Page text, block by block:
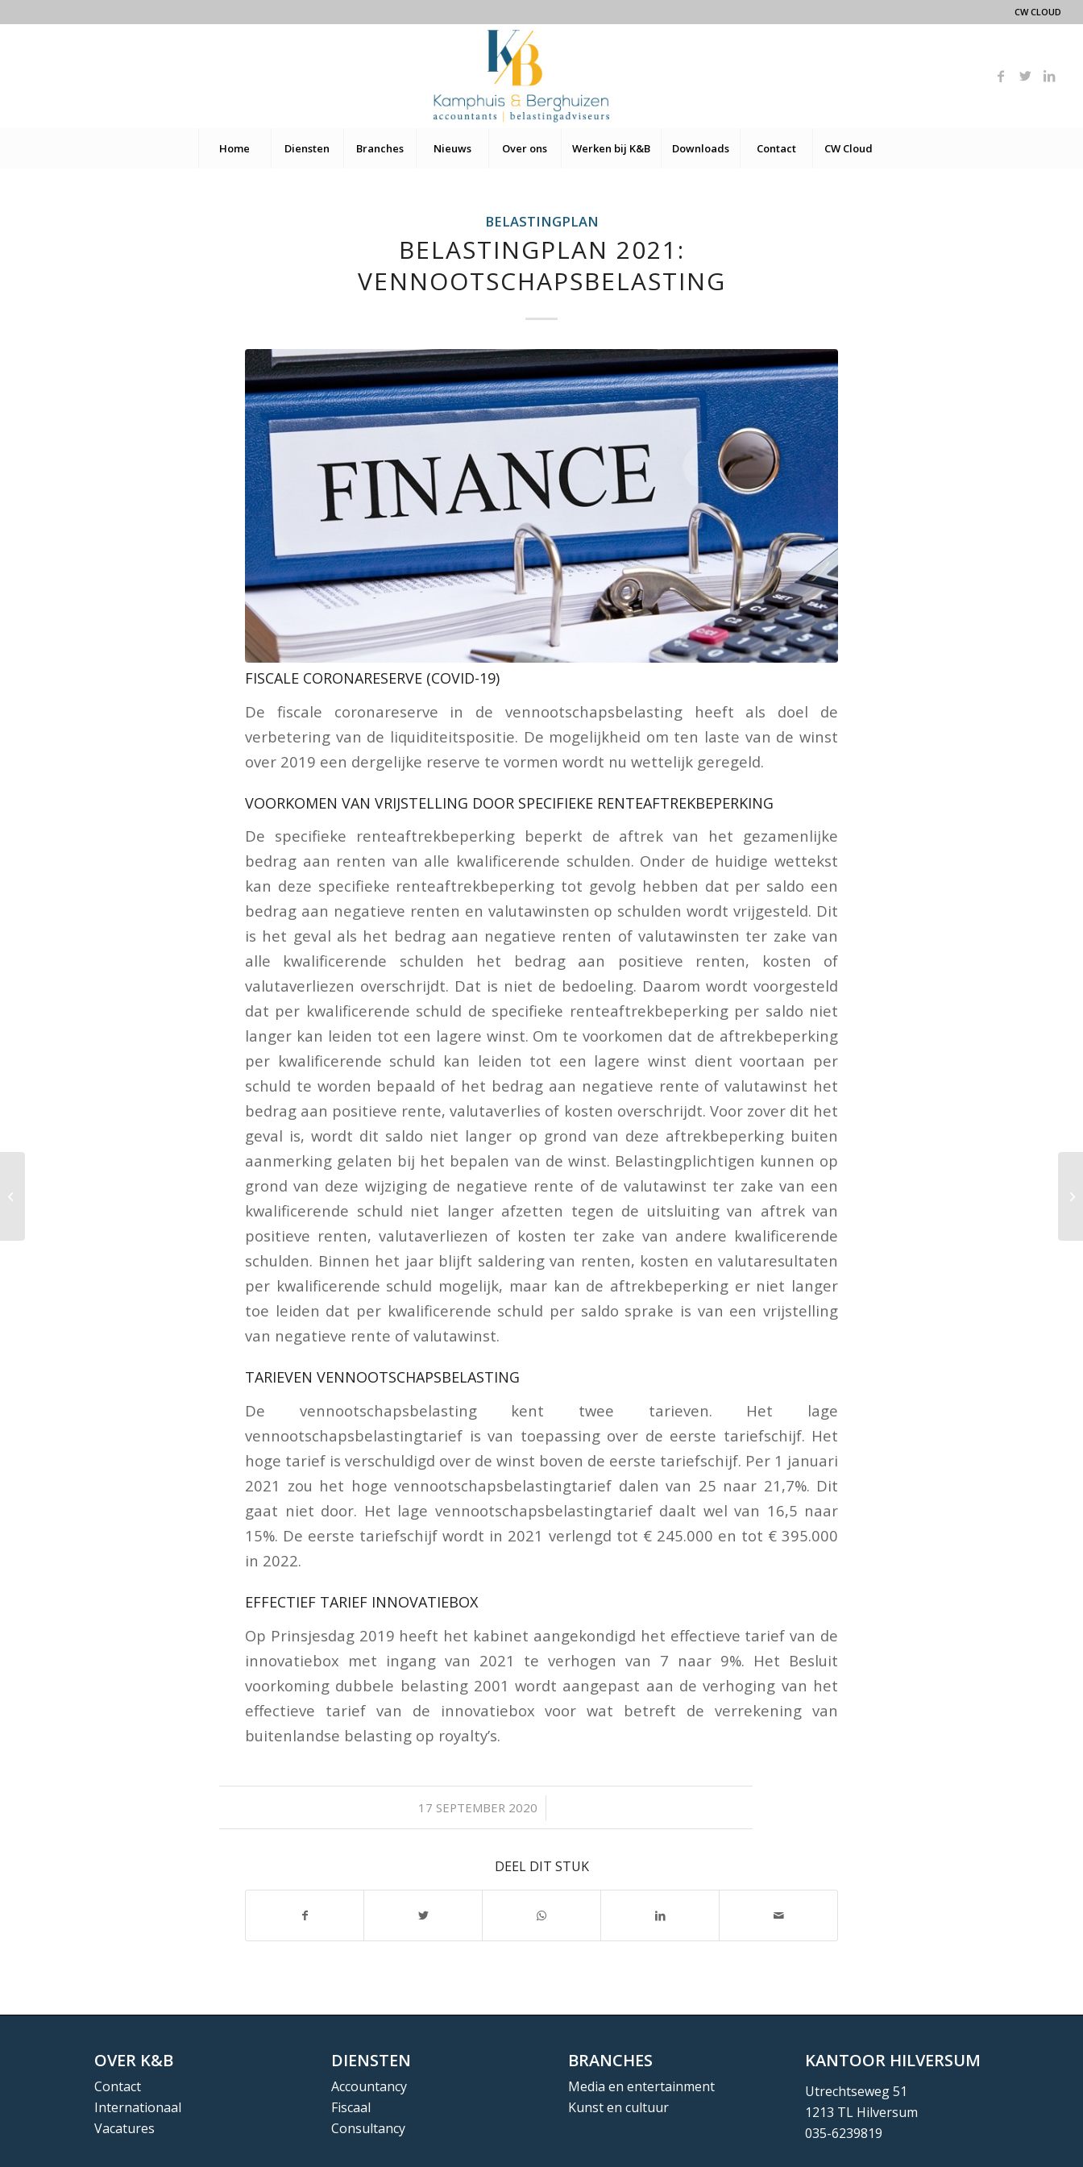
CW CLOUD
Home Diensten Branches Nieuws Over ons Werken bij K&B Downloads Contact CW Cloud
BELASTINGPLAN
BELASTINGPLAN 2021:
VENNOOTSCHAPSBELASTING
FISCALE CORONARESERVE (COVID-19)
De fiscale coronareserve in de vennootschapsbelasting heeft als doel de
verbetering van de liquiditeitspositie. De mogelijkheid om ten laste van de winst
over 2019 een dergelijke reserve te vormen wordt nu wettelijk geregeld.
VOORKOMEN VAN VRIJSTELLING DOOR SPECIFIEKE RENTEAFTREKBEPERKING
De specifieke renteaftrekbeperking beperkt de aftrek van het gezamenlijke
bedrag aan renten van alle kwalificerende schulden. Onder de huidige wettekst
kan deze specifieke renteaftrekbeperking tot gevolg hebben dat per saldo een
bedrag aan negatieve renten en valutawinsten op schulden wordt vrijgesteld. Dit
is het geval als het bedrag aan negatieve renten of valutawinsten ter zake van
alle kwalificerende schulden het bedrag aan positieve renten, kosten of
valutaverliezen overschrijdt. Dat is niet de bedoeling. Daarom wordt voorgesteld
dat per kwalificerende schuld de specifieke renteaftrekbeperking per saldo niet
langer kan leiden tot een lagere winst. Om te voorkomen dat de aftrekbeperking
per kwalificerende schuld kan leiden tot een lagere winst dient voortaan per
schuld te worden bepaald of het bedrag aan negatieve rente of valutawinst het
bedrag aan positieve rente, valutaverlies of kosten overschrijdt. Voor zover dit het
geval is, wordt dit saldo niet langer op grond van deze aftrekbeperking buiten
aanmerking gelaten bij het bepalen van de winst. Belastingplichtigen kunnen op
grond van deze wijziging de negatieve rente of de valutawinst ter zake van een
kwalificerende schuld niet langer afzetten tegen de uitsluiting van aftrek van
positieve renten, valutaverliezen of kosten ter zake van andere kwalificerende
schulden. Binnen het jaar blijft saldering van renten, kosten en valutaresultaten
per kwalificerende schuld mogelijk, maar kan de aftrekbeperking er niet langer
toe leiden dat per kwalificerende schuld per saldo sprake is van een vrijstelling
van negatieve rente of valutawinst.
TARIEVEN VENNOOTSCHAPSBELASTING
De vennootschapsbelasting kent twee tarieven. Het lage
vennootschapsbelastingtarief is van toepassing over de eerste tariefschijf. Het
hoge tarief is verschuldigd over de winst boven de eerste tariefschijf. Per 1 januari
2021 zou het hoge vennootschapsbelastingtarief dalen van 25 naar 21,7%. Dit
gaat niet door. Het lage vennootschapsbelastingtarief daalt wel van 16,5 naar
15%. De eerste tariefschijf wordt in 2021 verlengd tot € 245.000 en tot € 395.000
in 2022.
EFFECTIEF TARIEF INNOVATIEBOX
Op Prinsjesdag 2019 heeft het kabinet aangekondigd het effectieve tarief van de
innovatiebox met ingang van 2021 te verhogen van 7 naar 9%. Het Besluit
voorkoming dubbele belasting 2001 wordt aangepast aan de verhoging van het
effectieve tarief van de innovatiebox voor wat betreft de verrekening van
buitenlandse belasting op royalty’s.
17 SEPTEMBER 2020
/
DEEL DIT STUK
OVER K&B
Contact
Internationaal
Vacatures
DIENSTEN
Accountancy
Fiscaal
Consultancy
BRANCHES
Media en entertainment
Kunst en cultuur
KANTOOR HILVERSUM
Utrechtseweg 51
1213 TL Hilversum
035-6239819